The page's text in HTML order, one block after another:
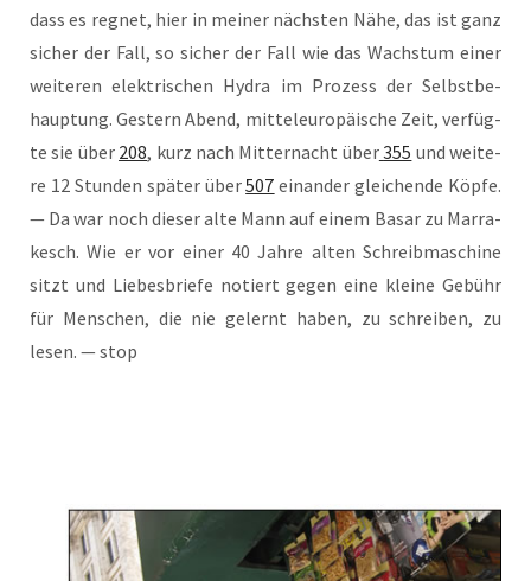
dass es reg­net, hier in mei­ner nächs­ten Nähe, das ist ganz
sicher der Fall, so sicher der Fall wie das Wachs­tum einer
wei­te­ren elek­tri­schen Hydra im Pro­zess der Selbst­be­
haup­tung. Ges­tern Abend, mit­tel­eu­ro­päi­sche Zeit, ver­füg­
te sie über 208, kurz nach Mit­ter­nacht über355 und wei­te­
re 12 Stun­den spä­ter über507 ein­an­der glei­chen­de Köp­fe.
— Da war noch die­ser alte Mann auf einem Basar zu Mar­ra­
kesch. Wie er vor einer 40 Jah­re alten Schreib­ma­schi­ne
sitzt und Lie­bes­brie­fe notiert gegen eine klei­ne Gebühr
für Men­schen, die nie gelernt haben, zu schrei­ben, zu
lesen. — stop